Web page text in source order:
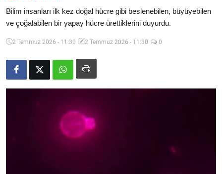
Güncel
Makaleler
Bilim insanları ilk kez doğal hücre gibi beslenebilen, büyüyebilen
ve çoğalabilen bir yapay hücre ürettiklerini duyurdu.
2 Temmuz 2026 - 11:30 2 Temmuz 2026 - 11:30 0